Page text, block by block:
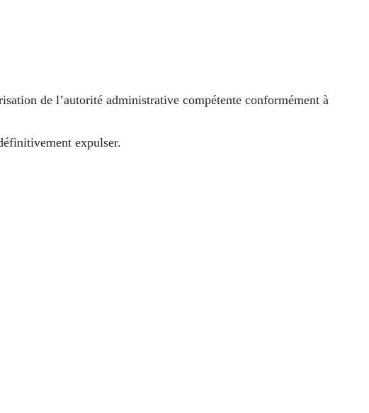
de l’autorité administrative compétente conformément à
expulser.